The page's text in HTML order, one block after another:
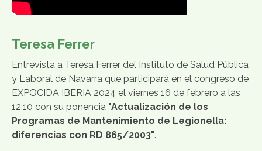
Teresa Ferrer
Entrevista a Teresa Ferrer del Instituto de Salud Pública
y Laboral de Navarra que participará en el congreso de
EXPOCIDA IBERIA 2024 el viernes 16 de febrero a las
12:10 con su ponencia "Actualización de los
Programas de Mantenimiento de Legionella:
diferencias con RD 865/2003".